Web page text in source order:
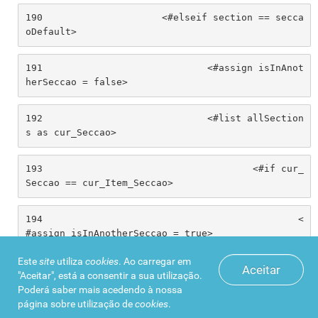
190
oDefault>
191
herSeccao = false>
192
s as cur_Seccao>
193
Seccao == cur_Item_Seccao>
194
						<
#assign isInAnotherSeccao = true>
195
						<
#break>
Aceitar
Estesite utiliza cookies. Ao carregar em
"Aceitar", está a consentir a sua utilização.
Poderá saber mais acedendo à nossa
página sobre utilização decookies.